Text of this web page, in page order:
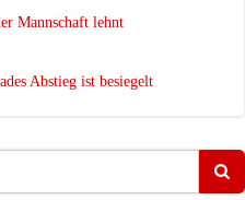
Mannschaft lehnt
Abstieg ist besiegelt